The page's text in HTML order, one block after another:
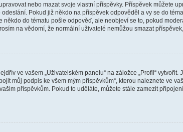
nebo mazat svoje vlastní příspěvky. Příspěvek můžete
Pokud již někdo na příspěvek odpověděl a vy se do
do tématu pošle odpověď, ale neobjeví se to, pokud
na vědomí, že normální uživatelé nemůžou smazat
ve vašem „Uživatelském panelu“ na záložce „Profil“
můj podpis ke všem mým příspěvkům“, kterou naleznete ve
příspěvkům. Pokud to uděláte, můžete stále zamezit